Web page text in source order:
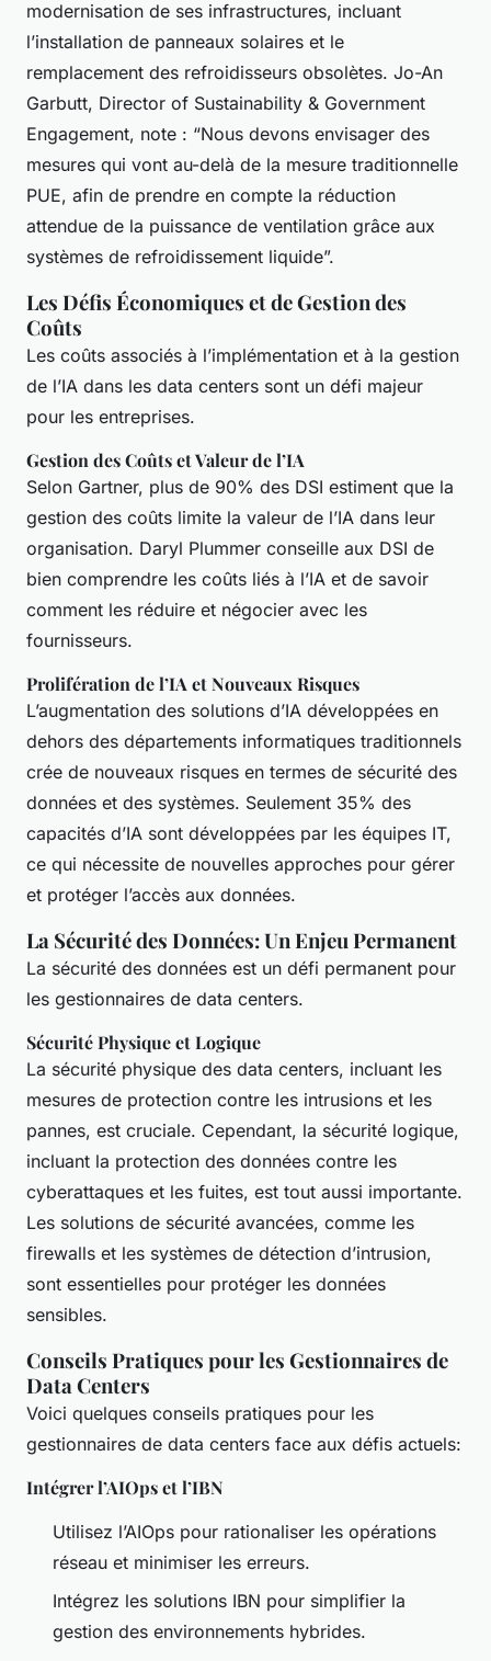
modernisation de ses infrastructures, incluant
l’installation de panneaux solaires et le
remplacement des refroidisseurs obsolètes. Jo-An
Garbutt, Director of Sustainability & Government
Engagement, note : “Nous devons envisager des
mesures qui vont au-delà de la mesure traditionnelle
PUE, afin de prendre en compte la réduction
attendue de la puissance de ventilation grâce aux
systèmes de refroidissement liquide”.
Les Défis Économiques et de Gestion des
Coûts
Les coûts associés à l’implémentation et à la gestion
de l’IA dans les data centers sont un défi majeur
pour les entreprises.
Gestion des Coûts et Valeur de l’IA
Selon Gartner, plus de 90% des DSI estiment que la
gestion des coûts limite la valeur de l’IA dans leur
organisation. Daryl Plummer conseille aux DSI de
bien comprendre les coûts liés à l’IA et de savoir
comment les réduire et négocier avec les
fournisseurs.
Prolifération de l’IA et Nouveaux Risques
L’augmentation des solutions d’IA développées en
dehors des départements informatiques traditionnels
crée de nouveaux risques en termes de sécurité des
données et des systèmes. Seulement 35% des
capacités d’IA sont développées par les équipes IT,
ce qui nécessite de nouvelles approches pour gérer
et protéger l’accès aux données.
La Sécurité des Données: Un Enjeu Permanent
La sécurité des données est un défi permanent pour
les gestionnaires de data centers.
Sécurité Physique et Logique
La sécurité physique des data centers, incluant les
mesures de protection contre les intrusions et les
pannes, est cruciale. Cependant, la sécurité logique,
incluant la protection des données contre les
cyberattaques et les fuites, est tout aussi importante.
Les solutions de sécurité avancées, comme les
firewalls et les systèmes de détection d’intrusion,
sont essentielles pour protéger les données
sensibles.
Conseils Pratiques pour les Gestionnaires de
Data Centers
Voici quelques conseils pratiques pour les
gestionnaires de data centers face aux défis actuels:
Intégrer l’AIOps et l’IBN
Utilisez l’AIOps pour rationaliser les opérations
réseau et minimiser les erreurs.
Intégrez les solutions IBN pour simplifier la
gestion des environnements hybrides.